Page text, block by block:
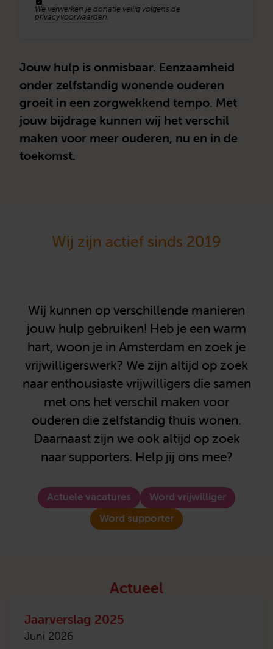
We verwerken je donatie veilig volgens de
privacyvoorwaarden.
Jouw hulp is onmisbaar. Eenzaamheid
onder zelfstandig wonende ouderen
groeit in een zorgwekkend tempo. Met
jouw bijdrage kunnen wij het verschil
maken voor meer ouderen, nu en in de
toekomst.
Wij zijn actief sinds 2019
Wij kunnen op verschillende manieren
jouw hulp gebruiken! Heb je een warm
hart, woon je in Amsterdam en zoek je
vrijwilligerswerk? We zijn altijd op zoek
naar enthousiaste vrijwilligers die samen
met ons het verschil maken voor
ouderen die zelfstandig thuis wonen.
Daarnaast zijn we ook altijd op zoek
naar supporters. Help jij ons mee?
Actuele vacatures
Word vrijwilliger
Word supporter
Actueel
Jaarverslag 2025
Juni 2026